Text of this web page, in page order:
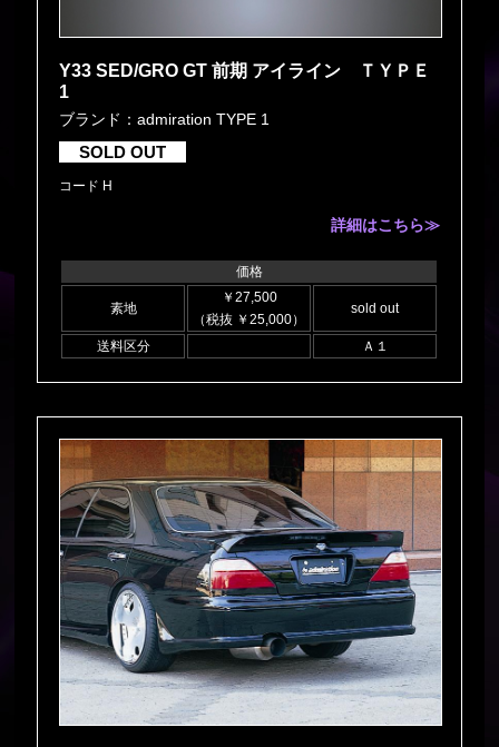
Y33 SED/GRO GT 前期 アイライン ＴＹＰＥ
1
ブランド：admiration TYPE 1
SOLD OUT
コード H
詳細はこちら≫
価格
素地
￥27,500
（税抜 ￥25,000）
sold out
送料区分 Ａ１